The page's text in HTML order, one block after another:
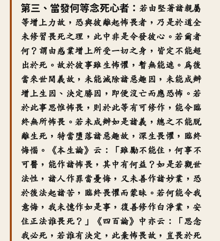
第三、當發何等念死心者 ： 若由堅著諸親屬
等增上力故 ， 恐與彼離起怖畏者 ， 乃是於道全
未修習畏死之理 ， 此中非是令發彼心 。 若爾者
何 ？ 謂由惑業增上所受一切之身 ， 皆定不能超
出於死 。 故於彼事雖生怖懼 ， 暫無能遮 。 為後
當來世間義故 ， 未能滅除諸惡趣因 ， 未能成辦
增上生因、決定勝因 ， 即便沒亡而應恐怖 。 若
於此事思惟怖畏 ， 則於此等有可修作 ， 能令臨
終無所怖畏 。 若未成辦如是諸義 ， 總之不能脫
離生死 ， 特當墮落諸惡趣故 ， 深生畏懼 ， 臨終
悔惱 。《本生論》云 ：「雖勵不能住 ，何事不
可醫 ， 能作諸怖畏 ， 其中有何益 ？ 如是若觀世
法性 ， 諸人作罪當憂悔 ， 又未善作諸妙業 ， 恐
於後法起諸苦 ， 臨終畏懼而蒙昧 。 若何能令我
意悔 ， 我未憶作如是事 ， 復善修作白淨業 ， 安
住正法誰畏死 ？」《四百論》中亦云 ：「 思念
我必死 ， 若誰有決定 ， 此棄怖畏故 ， 豈畏於死